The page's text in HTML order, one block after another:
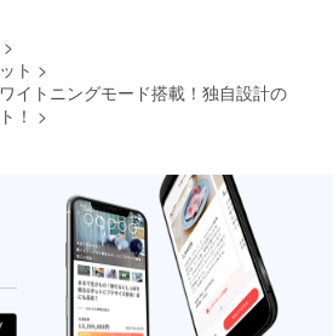
>
ト >
イトニングモード搭載！独自設計の
！ >